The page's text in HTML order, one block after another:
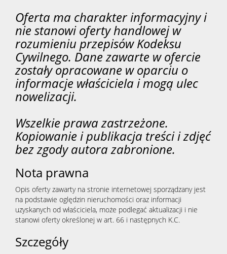
Oferta ma charakter informacyjny i
nie stanowi oferty handlowej w
rozumieniu przepisów Kodeksu
Cywilnego. Dane zawarte w ofercie
zostały opracowane w oparciu o
informacje właściciela i mogą ulec
nowelizacji.
Wszelkie prawa zastrzeżone.
Kopiowanie i publikacja treści i zdjęć
bez zgody autora zabronione.
Nota prawna
Opis oferty zawarty na stronie internetowej sporządzany jest
na podstawie oględzin nieruchomości oraz informacji
uzyskanych od właściciela, może podlegać aktualizacji i nie
stanowi oferty określonej w art. 66 i następnych K.C.
Szczegóły